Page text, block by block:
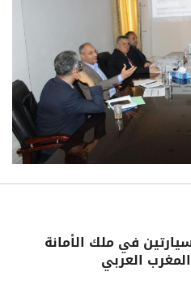
في ملك الأمانة
العربي